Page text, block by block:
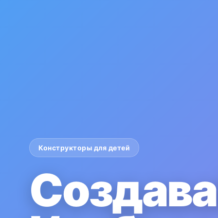
Конструкторы для детей